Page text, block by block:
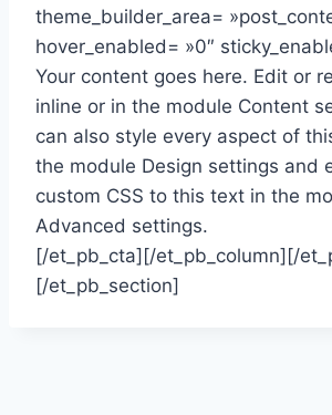
theme_builder_area=
hover_enabled= »0″
Your content goes here. Edit or
inline or in the module Content
can also style every aspect of
the module Design settings and
custom CSS to this text in the
Advanced settings.
[/et_pb_cta][/et_pb_column][/
[/et_pb_section]